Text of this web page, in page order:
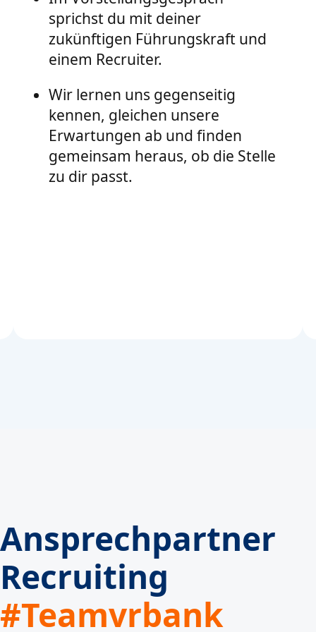
sprichst du mit deiner
zukünftigen Führungskraft und
einem Recruiter.
Wir lernen uns gegenseitig
kennen, gleichen unsere
Erwartungen ab und finden
gemeinsam heraus, ob die Stelle
zu dir passt.
Ansprechpartner
Recruiting
#Teamvrbank